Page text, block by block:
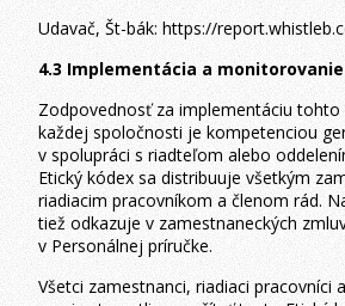
Udavač, Št-bák: https://
4.3 Implementácia a monitorovanie
Zodpovednosť za implementáciu tohto
každej spoločnosti je kompetenciou
v spolupráci s riadteľom alebo
Etický kódex sa distribuuje všetkým
riadiacim pracovníkom a členom rád.
tiež odkazuje v zamestnaneckých
v Personálnej príručke.
Všetci zamestnanci, riadiaci pracovníci